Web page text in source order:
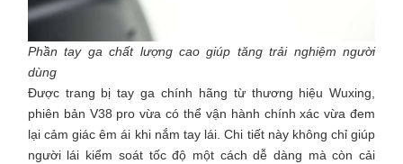
Phần tay ga chất lượng cao giúp tăng trải nghiệm người
dùng
Được trang bị tay ga chính hãng từ thương hiệu Wuxing,
phiên bản V38 pro vừa có thể vận hành chính xác vừa đem
lại cảm giác êm ái khi nắm tay lái. Chi tiết này không chỉ giúp
người lái kiểm soát tốc độ một cách dễ dàng mà còn cải